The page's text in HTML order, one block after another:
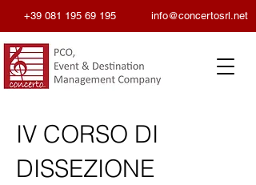
+39 081 195 69 195 info@concertosrl.net
IV CORSO DI
DISSEZIONE